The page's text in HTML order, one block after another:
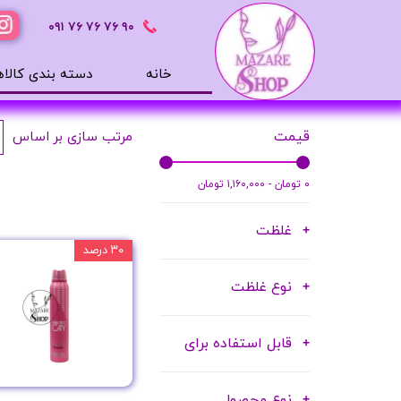
٩٠ ٧۶ ٧۶ ٧۶ ٠٩١
خانه دسته بندی
محصولات بهداشتی
ضد آفتاب
بالم لب
مرطوب کننده
سرم های پوستی
قیمت
۰ تومان - ۱,۱۶۰,۰۰۰ تومان
غلظت
نوع غلظت
قابل استفاده برای
مرتب سازی بر اساس
۳۰ درصد